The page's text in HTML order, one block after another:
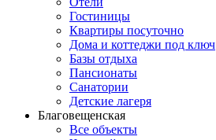
Гостиницы
Квартиры посуточно
Дома и коттеджи под ключ
Базы отдыха
Пансионаты
Санатории
Детские лагеря
Благовещенская
Все объекты